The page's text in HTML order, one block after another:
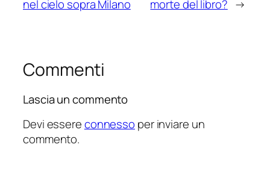
nel cielo sopra Milano
morte del libro? →
Commenti
Lascia un commento
Devi essereconnesso per inviare un
commento.